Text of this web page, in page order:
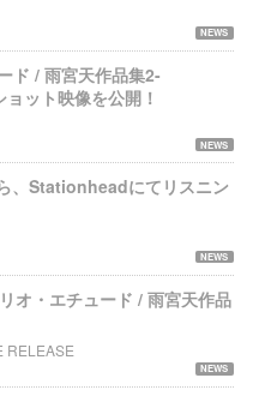
NEWS
ド / 雨宮天作品集2-
ット映像を公開！
NEWS
、Stationheadにてリスニン
NEWS
オ・エチュード / 雨宮天作品
RELEASE
NEWS